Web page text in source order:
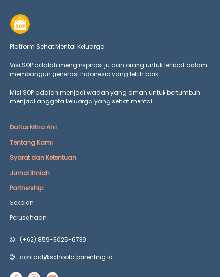
Platform Sehat Mental Keluarga
Visi SOP adalah menginspirasi jutaan orang untuk terlibat dalam
membangun generasi Indonesia yang lebih baik.
Misi SOP adalah menjadi wadah yang aman untuk bertumbuh
menjadi anggota keluarga yang sehat mental.
Daftar Mitra Ahli
Tentang Kami
Syarat dan Ketentuan
Jurnal Ilmiah
Partnership
Sekolah
Perusahaan
(+62) 859-5025-6739
contact@schoolofparenting.id